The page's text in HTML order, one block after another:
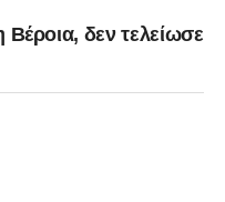
δεν τελείωσε